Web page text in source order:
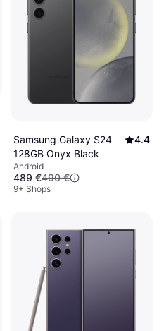
Samsung Galaxy S24
128GB Onyx Black
4.4
Android
489 €490 €
9+ Shops